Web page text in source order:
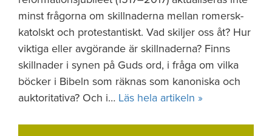
minst frågorna om skillnaderna mellan romersk-
katolskt och protestantiskt. Vad skiljer oss åt? Hur
viktiga eller avgörande är skillnaderna? Finns
skillnader i synen på Guds ord, i fråga om vilka
böcker i Bibeln som räknas som kanoniska och
auktoritativa? Och i… Läs hela artikeln »